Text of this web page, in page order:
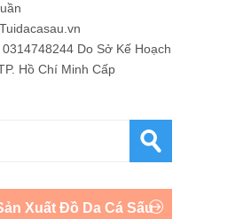
Do Sở Kế Hoạch
Hồ Chí Minh Cấp
Xuất Đồ Da Cá Sấu